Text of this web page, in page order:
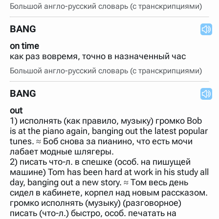
Большой англо-русский словарь (с транскрипциями)
BANG
on time
как раз вовремя, точно в назначенный час
Большой англо-русский словарь (с транскрипциями)
BANG
out
1) исполнять (как правило, музыку) громко Bob
is at the piano again, banging out the latest popular
tunes. ≈ Боб снова за пианино, что есть мочи
лабает модные шлягеры.
2) писать что-л. в спешке (особ. на пишущей
машине) Tom has been hard at work in his study all
day, banging out a new story. ≈ Том весь день
сидел в кабинете, корпел над новым рассказом.
громко исполнять (музыку) (разговорное)
писать (что-л.) быстро, особ. печатать на